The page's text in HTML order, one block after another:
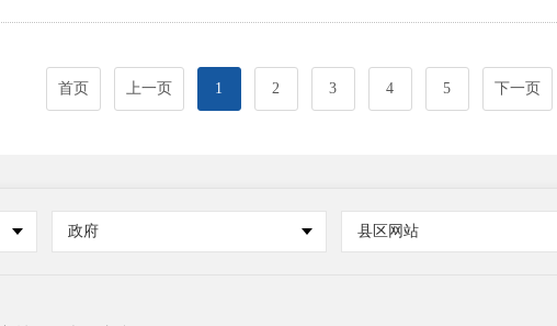
首页 上一页 1 2 3 4 5 下一页
政府 县区网站